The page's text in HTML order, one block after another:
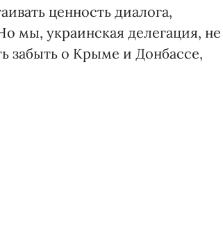
ценность диалога,
мы, украинская делегация, не
забыть о Крыме и Донбассе,